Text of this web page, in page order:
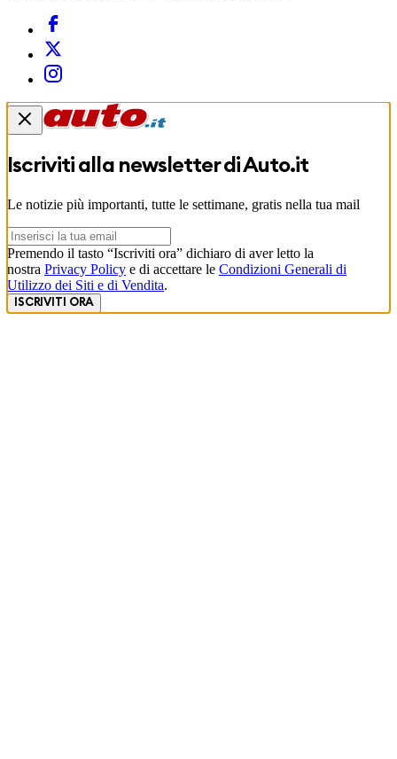
Iscriviti alla newsletter diAuto.it
Le notizie più importanti, tutte le settimane, gratis nella tua mail
Premendo il tasto “Iscriviti ora” dichiaro di aver letto la
nostra Privacy Policy e di accettare le Condizioni Generali di
Utilizzo dei Siti e di Vendita.
ISCRIVITI ORA